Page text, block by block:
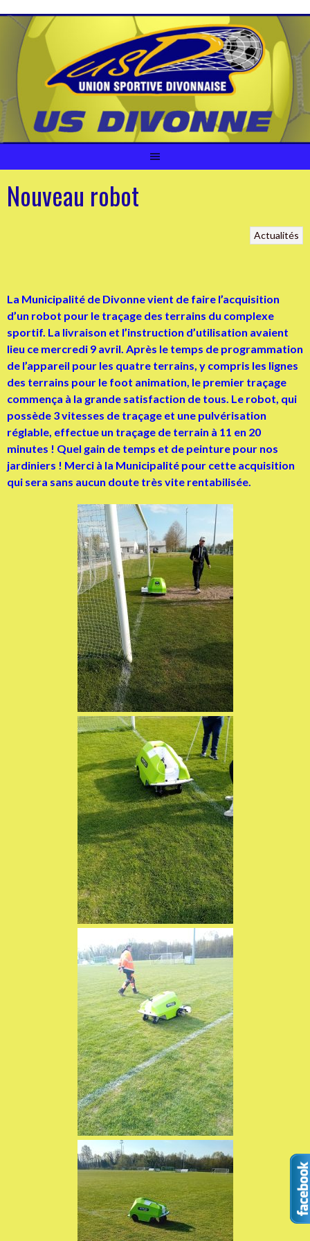
contenu
Nouveau robot
Actualités
La Municipalité de Divonne vient de faire l’acquisition
d’un robot pour le traçage des terrains du complexe
sportif. La livraison et l’instruction d’utilisation avaient
lieu ce mercredi 9 avril. Après le temps de programmation
de l’appareil pour les quatre terrains, y compris les lignes
des terrains pour le foot animation, le premier traçage
commença à la grande satisfaction de tous. Le robot, qui
possède 3 vitesses de traçage et une pulvérisation
réglable, effectue un traçage de terrain à 11 en 20
minutes ! Quel gain de temps et de peinture pour nos
jardiniers ! Merci à la Municipalité pour cette acquisition
qui sera sans aucun doute très vite rentabilisée.